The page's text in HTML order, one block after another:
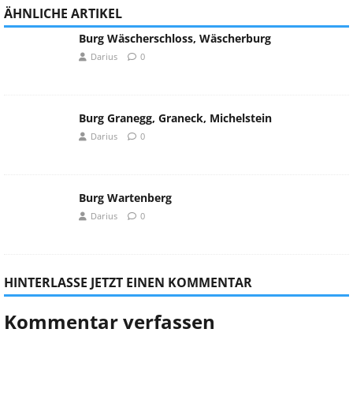
ÄHNLICHE ARTIKEL
Burg Wäscherschloss, Wäscherburg
Darius 0
Burg Granegg, Graneck, Michelstein
Darius 0
Burg Wartenberg
Darius 0
HINTERLASSE JETZT EINEN KOMMENTAR
Kommentar verfassen